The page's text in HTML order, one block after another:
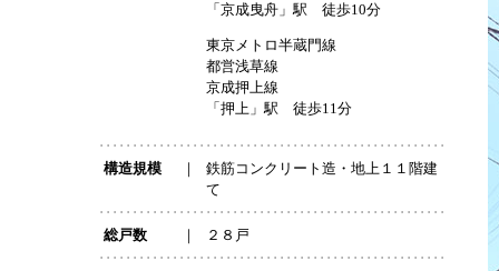
「京成曳舟」駅 徒歩10分
東京メトロ半蔵門線
都営浅草線
京成押上線
「押上」駅 徒歩11分
構造規模 ｜
鉄筋コンクリート造・地上１１階建
て
総戸数 ｜ ２８戸